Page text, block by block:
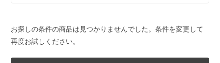
お探しの条件の商品は見つかりませんでした。条件を変更して
再度お試しください。